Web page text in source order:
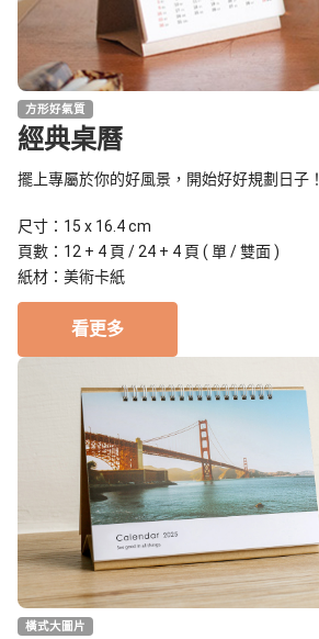
方形好氣質
經典桌曆
擺上專屬於你的好風景，開始好好規劃日子！
尺寸：15 x 16.4 cm
頁數：12 + 4 頁 / 24 + 4 頁 ( 單 / 雙面 )
紙材：美術卡紙
看更多
橫式大圖片